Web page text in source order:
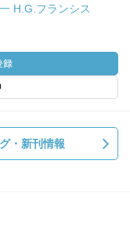
H.G.フランシス
・新刊情報